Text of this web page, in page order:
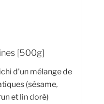
[500g]
d'un mélange de
(sésame,
et lin doré)